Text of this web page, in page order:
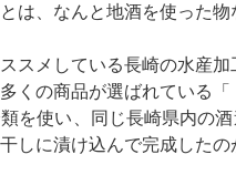
は、なんと地酒を使った物
スメしている長崎の水産
くの商品が選ばれている
を使い、同じ長崎県内の
しに漬け込んで完成したの